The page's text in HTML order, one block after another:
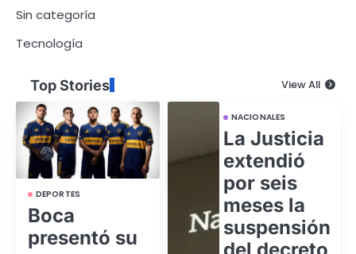
Sin categoría
Tecnología
Top Stories View All
DEPORTES
Boca
presentó su
NACIONALES
La Justicia
extendió
por seis
meses la
suspensión